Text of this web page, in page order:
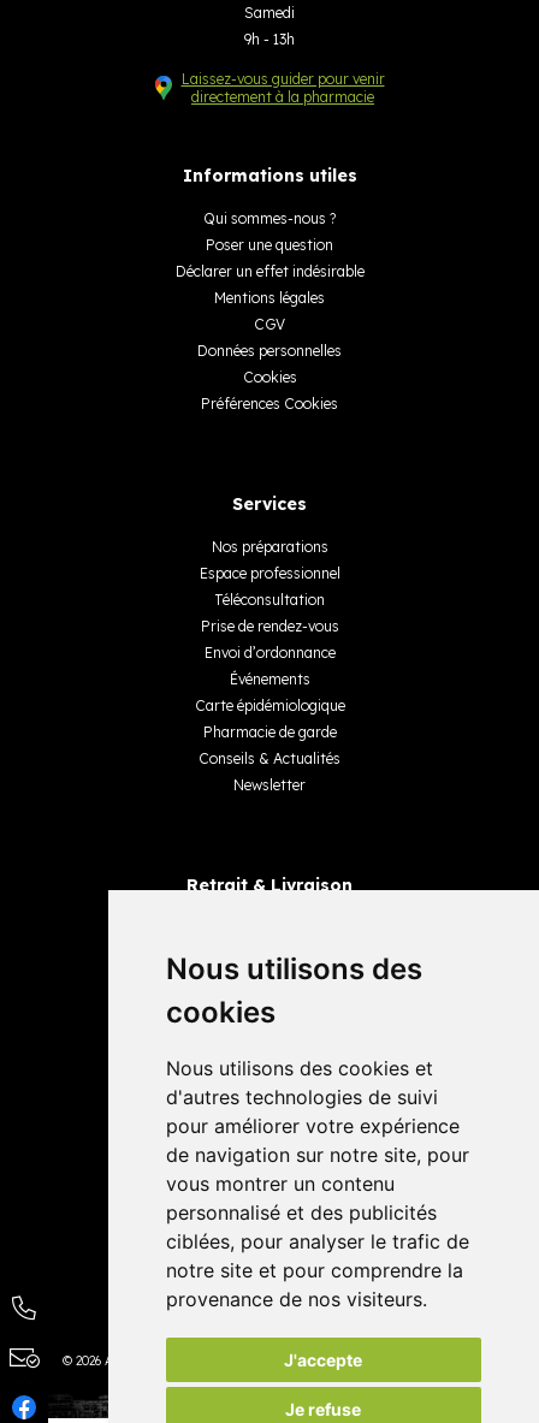
Nous utilisons des
cookies
Nous utilisons des cookies et
d'autres technologies de suivi
pour améliorer votre expérience
de navigation sur notre site, pour
vous montrer un contenu
personnalisé et des publicités
ciblées, pour analyser le trafic de
notre site et pour comprendre la
provenance de nos visiteurs.
J'accepte
Je refuse
Samedi
9h - 13h
Laissez-vous guider pour venir
directement à la pharmacie
Informations utiles
Qui sommes-nous ?
Poser une question
Déclarer un effet indésirable
Mentions légales
CGV
Données personnelles
Cookies
Préférences Cookies
Services
Nos préparations
Espace professionnel
Téléconsultation
Prise de rendez-vous
Envoi d’ordonnance
Événements
Carte épidémiologique
Pharmacie de garde
Conseils & Actualités
Newsletter
Retrait & Livraison
Livraisons
4,4 / 5 65 avis
© 2026 Autour de la Pharmacie Tous droits réservés